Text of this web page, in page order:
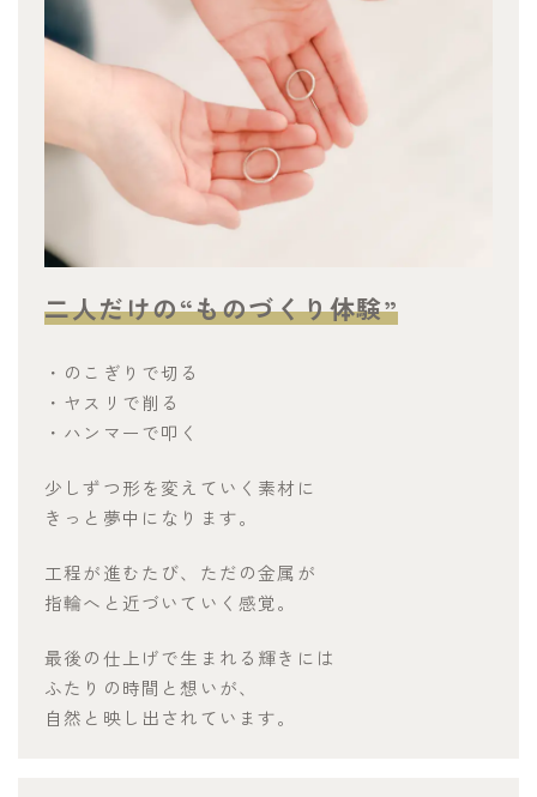
二人だけの“ものづくり体験”
・のこぎりで切る
・ヤスリで削る
・ハンマーで叩く
少しずつ形を変えていく素材に
きっと夢中になります。
工程が進むたび、ただの金属が
指輪へと近づいていく感覚。
最後の仕上げで生まれる輝きには
ふたりの時間と想いが、
自然と映し出されています。